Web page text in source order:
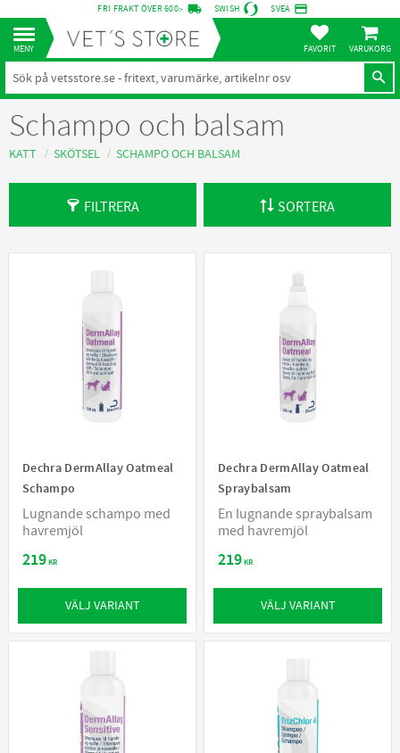
Meny
FRI FRAKT ÖVER 600:- local_shipping SWISH SVEA credit_card
FAVORITER
Schampo och balsam
KATT SKÖTSEL SCHAMPO OCH BALSAM
FILTRERA SORTERA
Dechra DermAllay Oatmeal
Schampo
Lugnande schampo med
havremjöl
219KR
VÄLJ VARIANT
Dechra DermAllay Oatmeal
Spraybalsam
En lugnande spraybalsam
med havremjöl
219KR
VÄLJ VARIANT